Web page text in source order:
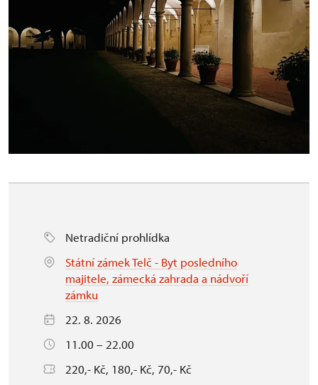
Netradiční prohlídka
Státní zámek Telč - Byt posledního
majitele, zámecká zahrada a nádvoří
zámku
22. 8. 2026
11.00 – 22.00
220,- Kč, 180,- Kč, 70,- Kč